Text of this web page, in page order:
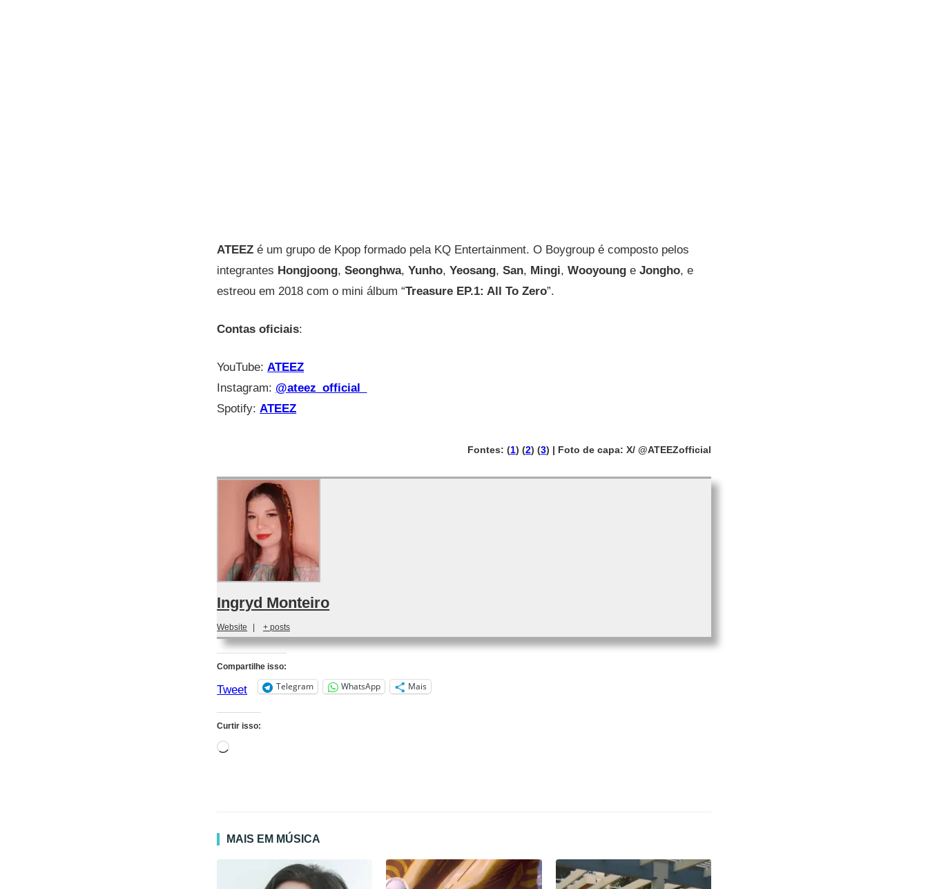
ATEEZ é um grupo de Kpop formado pela KQ Entertainment. O Boygroup é composto pelos
integrantes Hongjoong,Seonghwa,Yunho,Yeosang,San, Mingi,Wooyoung eJongho, e
estreou em 2018 com o mini álbum “Treasure EP.1: All To Zero”.
Contas oficiais:
YouTube:ATEEZ
Instagram: @ateez_official_
Spotify:ATEEZ
Fontes: (1) (2) (3) | Foto de capa: X/ @ATEEZofficial
Ingryd Monteiro
Website | + posts
Compartilhe isso:
Tweet Telegram WhatsApp Mais
Curtir isso:
Carregando...
MAIS EM MÚSICA